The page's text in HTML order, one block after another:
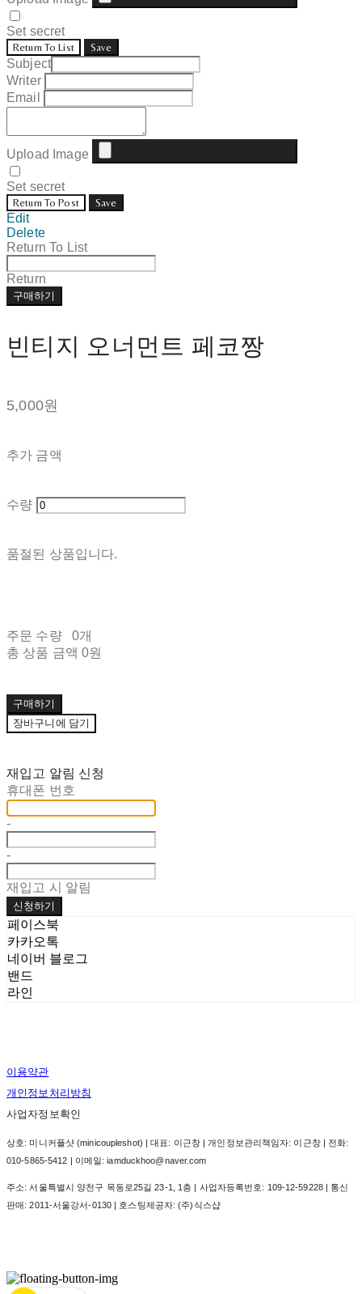
Set secret
Return To List Save
Subject
Writer
Email
Upload Image
Set secret
Return To Post Save
Edit
Delete
Return To List
Return
구매하기
빈티지 오너먼트 페코짱
5,000원
추가 금액
수량
품절된 상품입니다.
주문 수량
0개
총 상품 금액 0원
구매하기
장바구니에 담기
재입고 알림 신청
휴대폰 번호
-
-
재입고 시 알림
신청하기
페이스북
카카오톡
네이버 블로그
밴드
라인
이용약관
개인정보처리방침
사업자정보확인
상호: 미니커플샷 (minicoupleshot) | 대표: 이근창 | 개인정보관리책임자: 이근창 | 전화:
010-5865-5412 | 이메일: iamduckhoo@naver.com
주소: 서울특별시 양천구 목동로25길 23-1, 1층 | 사업자등록번호: 109-12-59228| 통신
판매:2011-서울강서-0130 | 호스팅제공자: (주)식스샵